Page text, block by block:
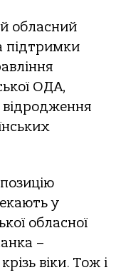
обласний
підтримки
ОДА,
у
обласної
–
віки. Тож і